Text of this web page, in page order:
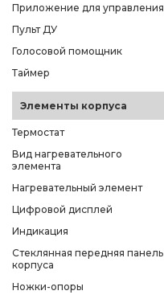
Приложение для управления
Пульт ДУ
Голосовой помощник
Таймер
Элементы корпуса
Термостат
Вид нагревательного
элемента
Нагревательный элемент
Цифровой дисплей
Индикация
Стеклянная передняя панель
корпуса
Ножки-опоры